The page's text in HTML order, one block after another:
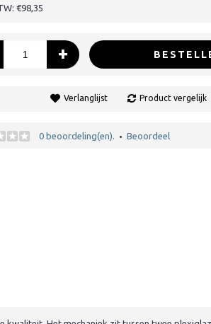
€98,35
+
Verlanglijst Product vergelijk
0 beoordeling(en). • Beoordeel